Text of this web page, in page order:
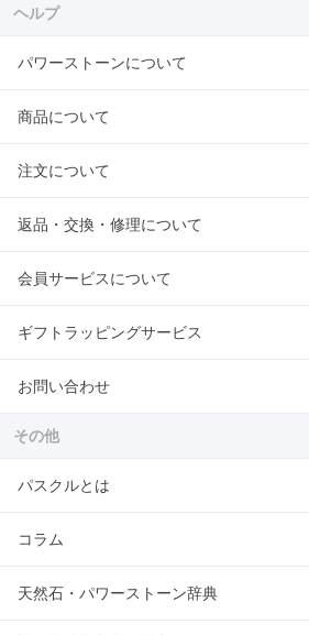
ヘルプ
パワーストーンについて
商品について
注文について
返品・交換・修理について
会員サービスについて
ギフトラッピングサービス
お問い合わせ
その他
パスクルとは
コラム
天然石・パワーストーン辞典